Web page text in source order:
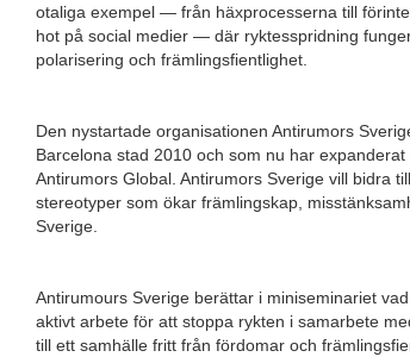
otaliga exempel — från häxprocesserna till
hot på social medier — där ryktesspridning
polarisering och främlingsfientlighet.
Den nystartade organisationen Antirumors
Barcelona stad 2010 och som nu har
Antirumors Global. Antirumors Sverige vill bidra
stereotyper som ökar främlingskap,
Sverige.
Antirumours Sverige berättar i miniseminariet
aktivt arbete för att stoppa rykten i samarbete
till ett samhälle fritt från fördomar och